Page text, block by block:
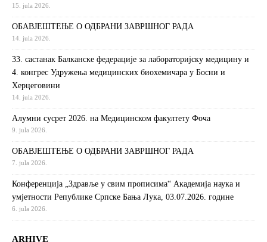
15. jula 2026.
ОБАВЈЕШТЕЊЕ О ОДБРАНИ ЗАВРШНОГ РАДА
14. jula 2026.
33. састанак Балканске федерације за лабораторијску медицину и
4. конгрес Удружења медицинских биохемичара у Босни и
Херцеговини
14. jula 2026.
Алумни сусрет 2026. на Медицинском факултету Фоча
9. jula 2026.
ОБАВЈЕШТЕЊЕ О ОДБРАНИ ЗАВРШНОГ РАДА
7. jula 2026.
Конференција „Здравље у свим прописима“ Академија наука и
умјетности Републике Српске Бања Лука, 03.07.2026. године
6. jula 2026.
ARHIVE